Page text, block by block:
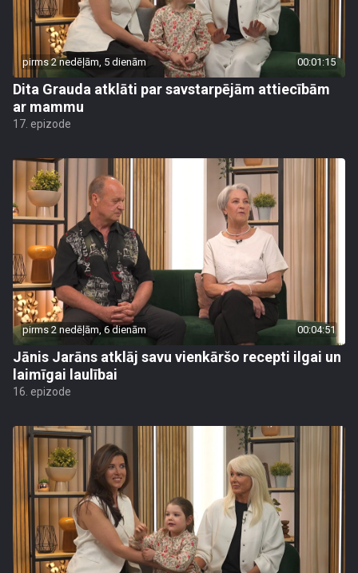
pirms 2 nedēļām, 5 dienām 00:01:15
Dita Grauda atklāti par savstarpējām attiecībām
ar mammu
17. epizode
pirms 2 nedēļām, 6 dienām 00:04:51
Jānis Jarāns atklāj savu vienkāršo recepti ilgai un
laimīgai laulībai
16. epizode